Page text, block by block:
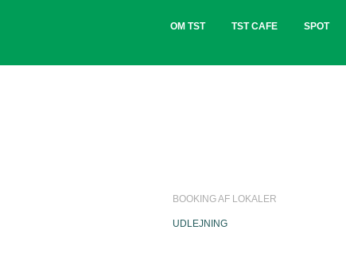
OM TST TST CAFE SPOT
BOOKING AF LOKALER
UDLEJNING